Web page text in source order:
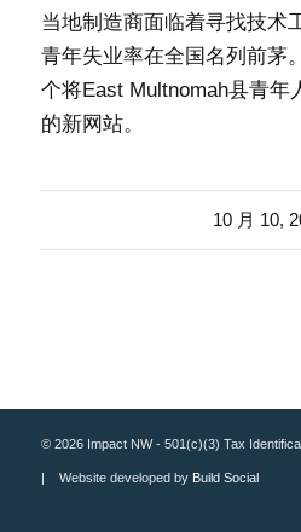
当地制造商面临着寻找技术
青年失业率在全国名列前茅
个将East Multnomah县青年
的新网站。
10 月 10,
© 2026 Impact NW - 501(c)(3) Tax
| Website developed by Build Social